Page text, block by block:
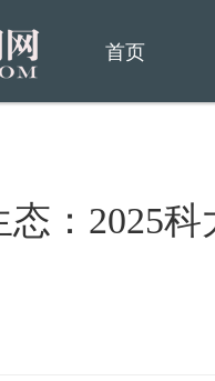
首页
：2025